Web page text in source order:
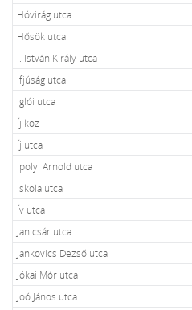
Hóvirág utca
Hősök utca
I. István Király utca
Ifjúság utca
Iglói utca
Íj köz
Íj utca
Ipolyi Arnold utca
Iskola utca
Ív utca
Janicsár utca
Jankovics Dezső utca
Jókai Mór utca
Joó János utca